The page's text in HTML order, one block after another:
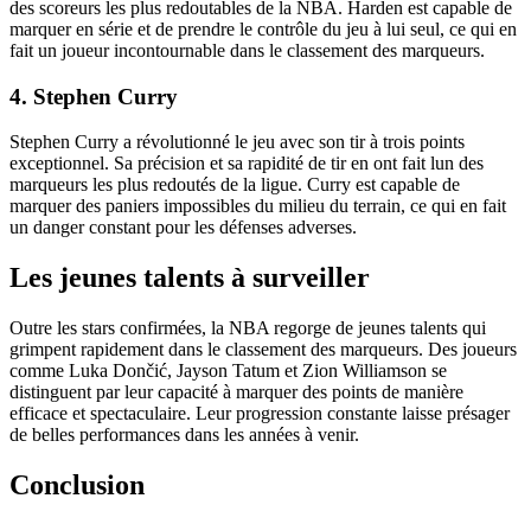
des scoreurs les plus redoutables de la NBA. Harden est capable de
marquer en série et de prendre le contrôle du jeu à lui seul, ce qui en
fait un joueur incontournable dans le classement des marqueurs.
4. Stephen Curry
Stephen Curry a révolutionné le jeu avec son tir à trois points
exceptionnel. Sa précision et sa rapidité de tir en ont fait lun des
marqueurs les plus redoutés de la ligue. Curry est capable de
marquer des paniers impossibles du milieu du terrain, ce qui en fait
un danger constant pour les défenses adverses.
Les jeunes talents à surveiller
Outre les stars confirmées, la NBA regorge de jeunes talents qui
grimpent rapidement dans le classement des marqueurs. Des joueurs
comme Luka Dončić, Jayson Tatum et Zion Williamson se
distinguent par leur capacité à marquer des points de manière
efficace et spectaculaire. Leur progression constante laisse présager
de belles performances dans les années à venir.
Conclusion